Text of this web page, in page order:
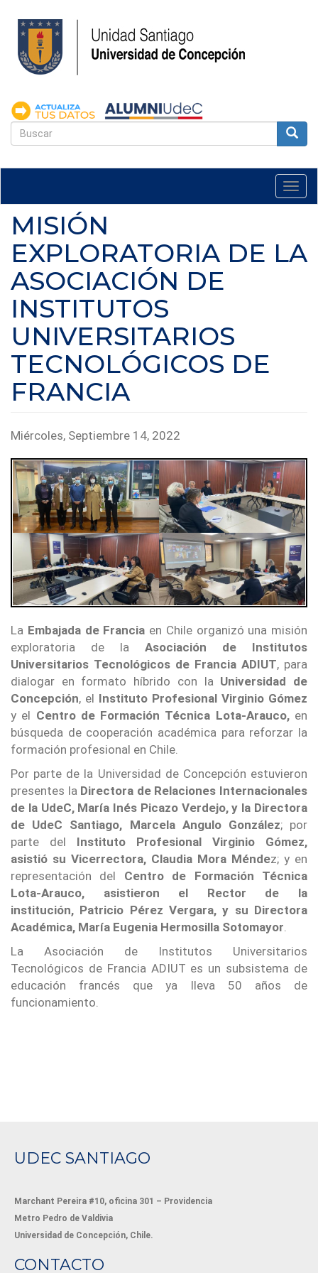
contenido
principal
FORMULARIO
MISIÓN
EXPLORATORIA DE LA
ASOCIACIÓN DE
INSTITUTOS
UNIVERSITARIOS
TECNOLÓGICOS DE
FRANCIA
Miércoles, Septiembre 14, 2022
La Embajada de Francia en Chile organizó una misión
exploratoria de la Asociación de Institutos
Universitarios Tecnológicos de Francia ADIUT, para
dialogar en formato híbrido con la Universidad de
Concepción, el Instituto Profesional Virginio Gómez
y el Centro de Formación Técnica Lota-Arauco,en
búsqueda de cooperación académica para reforzar la
formación profesional en Chile.
Por parte de la Universidad de Concepción estuvieron
presentes la Directora de Relaciones Internacionales
de la UdeC, María Inés Picazo Verdejo, y la Directora
de UdeC Santiago, Marcela Angulo González; por
parte del Instituto Profesional Virginio Gómez,
asistió su Vicerrectora, Claudia Mora Méndez; y en
representación del Centro de Formación Técnica
Lota-Arauco, asistieron el Rector de la
institución, Patricio Pérez Vergara, y su Directora
Académica, María Eugenia Hermosilla Sotomayor.
La Asociación de Institutos Universitarios
Tecnológicos de Francia ADIUT es un subsistema de
educación francés que ya lleva 50 años de
funcionamiento.
UDEC SANTIAGO
Marchant Pereira #10, oficina 301 – Providencia
Metro Pedro de Valdivia
Universidad de Concepción, Chile.
CONTACTO